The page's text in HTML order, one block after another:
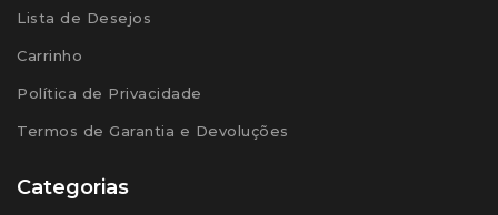
Lista de Desejos
Carrinho
Política de Privacidade
Termos de Garantia e Devoluções
Categorias